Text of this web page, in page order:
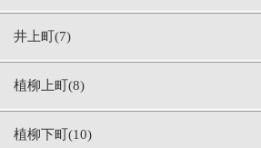
井上町(7)
植柳上町(8)
植柳下町(10)